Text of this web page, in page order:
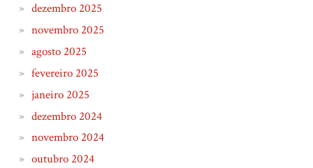
dezembro 2025
novembro 2025
agosto 2025
fevereiro 2025
janeiro 2025
dezembro 2024
novembro 2024
outubro 2024